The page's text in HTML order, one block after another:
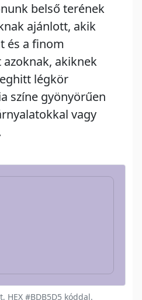
belső terének
ajánlott, akik
és a finom
akiknek
légkör
színe gyönyörűen
vagy
#BDB5D5 kóddal.